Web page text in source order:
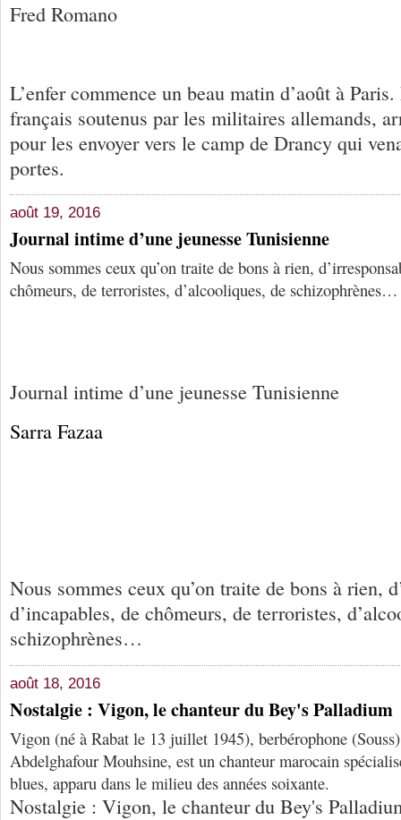
Fred Romano
L’enfer commence un beau matin d’août à
français soutenus par les militaires allemands,
pour les envoyer vers le camp de Drancy qui
portes.
août 19, 2016
Journal intime d’une jeunesse Tunisienne
Nous sommes ceux qu’on traite de bons à rien,
chômeurs, de terroristes, d’alcooliques, de schizophrènes…
Journal intime d’une jeunesse Tunisienne
Sarra Fazaa
Nous sommes ceux qu’on traite de bons à rien,
d’incapables, de chômeurs, de terroristes,
schizophrènes…
août 18, 2016
Nostalgie : Vigon, le chanteur du Bey's Palladium
Vigon (né à Rabat le 13 juillet 1945), berbérophone
Abdelghafour Mouhsine, est un chanteur marocain
blues, apparu dans le milieu des années soixante.
Nostalgie : Vigon, le chanteur du Bey's